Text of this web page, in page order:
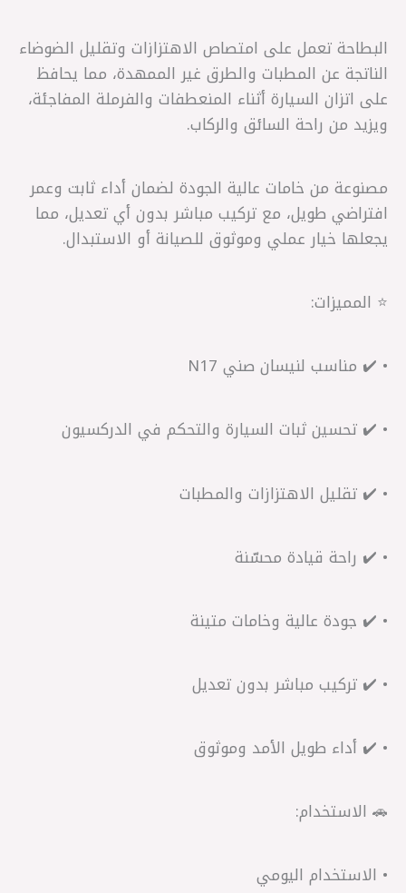
البطاحة تعمل على امتصاص الاهتزازات وتقليل الضوضاء
الناتجة عن المطبات والطرق غير الممهدة، مما يحافظ
على اتزان السيارة أثناء المنعطفات والفرملة المفاجئة،
ويزيد من راحة السائق والركاب.
مصنوعة من خامات عالية الجودة لضمان أداء ثابت وعمر
افتراضي طويل، مع تركيب مباشر بدون أي تعديل، مما
يجعلها خيار عملي وموثوق للصيانة أو الاستبدال.
⭐ المميزات:
• ✔️ مناسب لنيسان صني N17
• ✔️ تحسين ثبات السيارة والتحكم في الدركسيون
• ✔️ تقليل الاهتزازات والمطبات
• ✔️ راحة قيادة محسّنة
• ✔️ جودة عالية وخامات متينة
• ✔️ تركيب مباشر بدون تعديل
• ✔️ أداء طويل الأمد وموثوق
🚗 الاستخدام:
• الاستخدام اليومي